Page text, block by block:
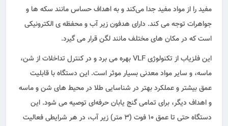
مفید را از مواد مفید جدا می‌کند و به اهداف حساس مانند سکه ها و
جواهرات توجه می کند. دارای هدفون زیر آب و محفظه ی الکترونیکی
است که در مکان های مختلف مانند لگن قرار می گیرد.
این فلزیاب از تکنولوژی VLF بهره می برد و در کنترل تداخلات از شن،
ماسه، و سایر مواد معدنی بسیار موثر است. این دستگاه با قابلیت
عمق بیشتر و عملکرد بهتر در شناسایی طلا در محیط‌ های شن و ماسه
و اهداف دیگر، برای تمامی گنج‌ یابان حرفه‌ای توصیه می شود. این
دستگاه حتی تا عمق ۱۰ فوت (۳ متر) زیر آب، در هر شرایطی فعالیت